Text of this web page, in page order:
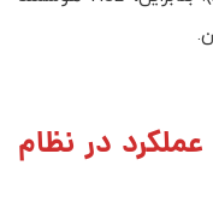
در نظام